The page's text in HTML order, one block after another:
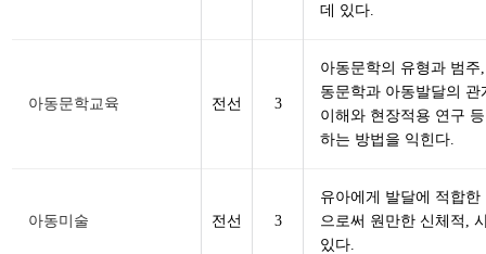
데 있다.
아동문학교육 전선 3
아동문학의 유형과 범
동문학과 아동발달의
이해와 현장적용 연구
하는 방법을 익힌다.
아동미술 전선 3
유아에게 발달에 적합
으로써 원만한 신체적,
있다.